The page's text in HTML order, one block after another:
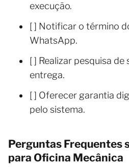
execução.
[ ] Notificar o término
WhatsApp.
[ ] Realizar pesquisa
entrega.
[ ] Oferecer garantia
pelo sistema.
Perguntas Frequentes
para Oficina Mecânica